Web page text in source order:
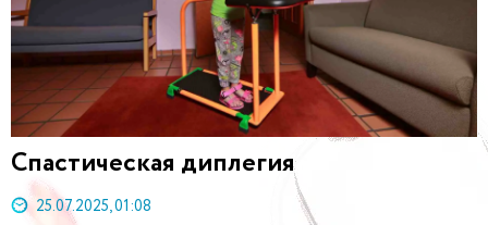
Спастическая диплегия
25.07.2025, 01:08